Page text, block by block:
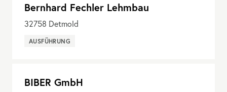
Bernhard Fechler Lehmbau
32758 Detmold
AUSFÜHRUNG
BIBER GmbH